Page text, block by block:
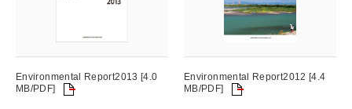
Environmental Report2013 [4.0
MB/PDF]
Environmental Report2012 [4.4
MB/PDF]